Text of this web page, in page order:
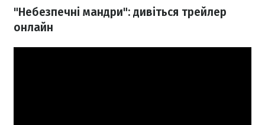
"Небезпечні мандри": дивіться трейлер
онлайн